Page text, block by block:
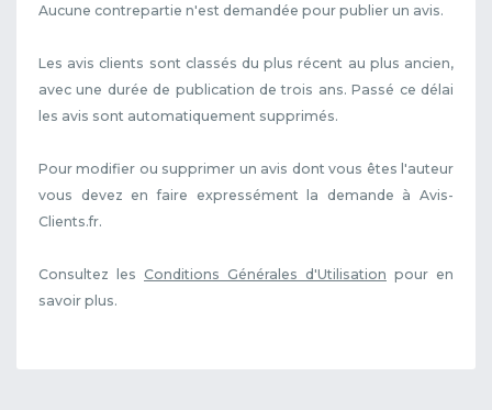
Aucune contrepartie n'est demandée pour publier un avis.
Les avis clients sont classés du plus récent au plus ancien,
avec une durée de publication de trois ans. Passé ce délai
les avis sont automatiquement supprimés.
Pour modifier ou supprimer un avis dont vous êtes l'auteur
vous devez en faire expressément la demande à Avis-
Clients.fr.
Consultez les Conditions Générales d'Utilisation pour en
savoir plus.